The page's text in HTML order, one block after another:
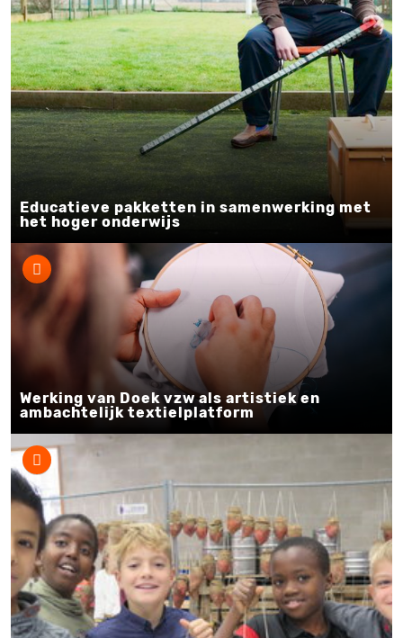
Educatieve pakketten in samenwerking met
het hoger onderwijs
Werking van Doek vzw als artistiek en
ambachtelijk textielplatform